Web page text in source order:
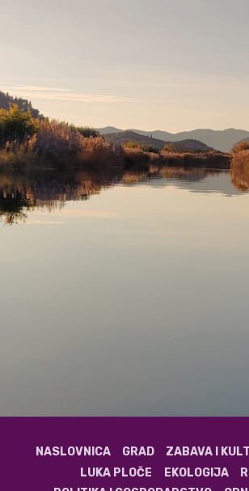
NASLOVNICA GRAD ZABAVA I
LUKA PLOČE
EKOLOGIJA